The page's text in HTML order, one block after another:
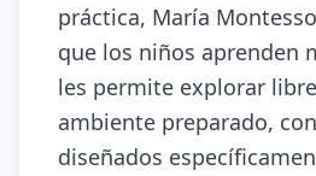
práctica, María
que los niños aprenden
les permite explorar
ambiente preparado,
diseñados